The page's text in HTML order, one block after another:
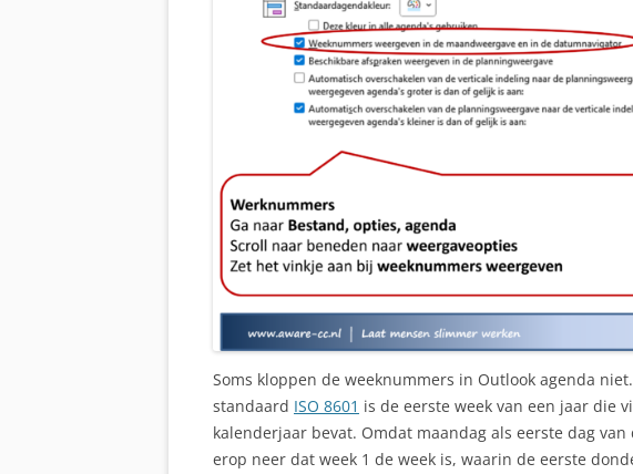
Soms kloppen de weeknummers in Outlook agenda
standaard ISO 8601 is de eerste week van een jaar die
kalenderjaar bevat. Omdat maandag als eerste dag
erop neer dat week 1 de week is, waarin de eerste